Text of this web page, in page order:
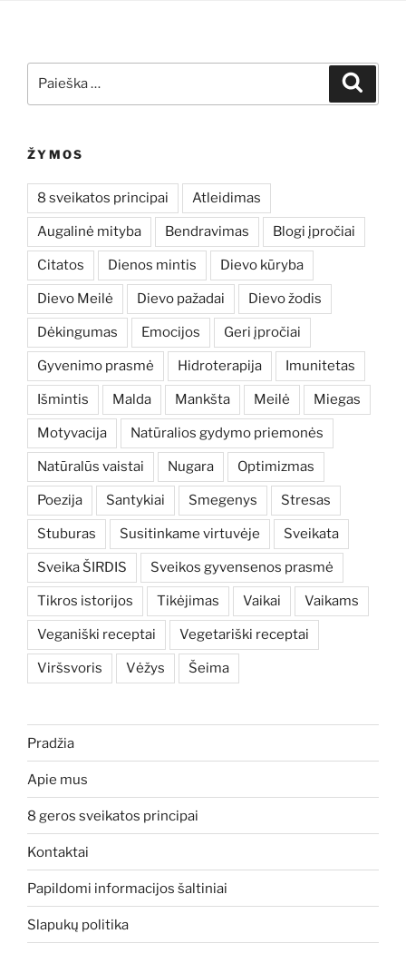
ŽYMOS
8 sveikatos principai Atleidimas
Augalinė mityba Bendravimas Blogi įpročiai
Citatos Dienos mintis Dievo kūryba
Dievo Meilė Dievo pažadai Dievo žodis
Dėkingumas Emocijos Geri įpročiai
Gyvenimo prasmė Hidroterapija Imunitetas
Išmintis Malda Mankšta Meilė Miegas
Motyvacija Natūralios gydymo priemonės
Natūralūs vaistai Nugara Optimizmas
Poezija Santykiai Smegenys Stresas
Stuburas Susitinkame virtuvėje Sveikata
Sveika ŠIRDIS Sveikos gyvensenos prasmė
Tikros istorijos Tikėjimas Vaikai Vaikams
Veganiški receptai Vegetariški receptai
Viršsvoris Vėžys Šeima
Pradžia
Apie mus
8 geros sveikatos principai
Kontaktai
Papildomi informacijos šaltiniai
Slapukų politika